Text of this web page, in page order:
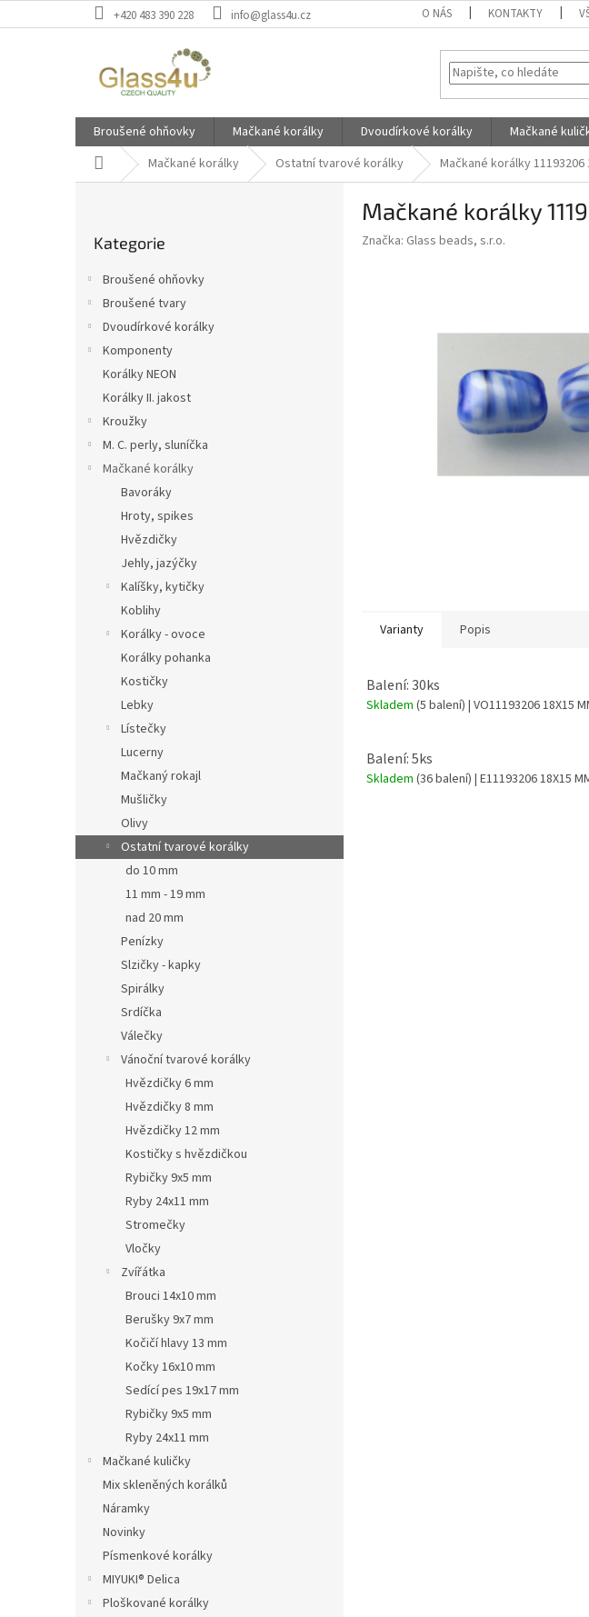
na
+420 483 390 228 info@glass4u.cz O NÁS KONTAKTY
Broušené ohňovky Mačkané korálky Dvoudírkové korálky Mačkané
Domů Mačkané korálky Ostatní tvarové korálky Mačkané korálky 11193206
kategorie
Kategorie
Broušené ohňovky
Broušené tvary
Dvoudírkové korálky
Komponenty
Korálky NEON
Korálky II. jakost
Kroužky
M. C. perly, sluníčka
Mačkané korálky
Bavoráky
Hroty, spikes
Hvězdičky
Jehly, jazýčky
Kalíšky, kytičky
Koblihy
Korálky - ovoce
Korálky pohanka
Kostičky
Lebky
Lístečky
Lucerny
Mačkaný rokajl
Mušličky
Olivy
Ostatní tvarové korálky
do 10 mm
11 mm - 19 mm
nad 20 mm
Penízky
Slzičky - kapky
Spirálky
Srdíčka
Válečky
Vánoční tvarové korálky
Hvězdičky 6 mm
Hvězdičky 8 mm
Hvězdičky 12 mm
Kostičky s hvězdičkou
Rybičky 9x5 mm
Ryby 24x11 mm
Stromečky
Vločky
Zvířátka
Brouci 14x10 mm
Berušky 9x7 mm
Kočičí hlavy 13 mm
Kočky 16x10 mm
Sedící pes 19x17 mm
Rybičky 9x5 mm
Ryby 24x11 mm
Mačkané kuličky
Mix skleněných korálků
Náramky
Novinky
Písmenkové korálky
MIYUKI® Delica
Ploškované korálky
Mačkané korálky
Značka: Glass beads, s.r.o.
Varianty Popis
Balení: 30ks
Skladem (5 balení) | VO11193206 18X15
Balení: 5ks
Skladem (36 balení) | E11193206 18X15